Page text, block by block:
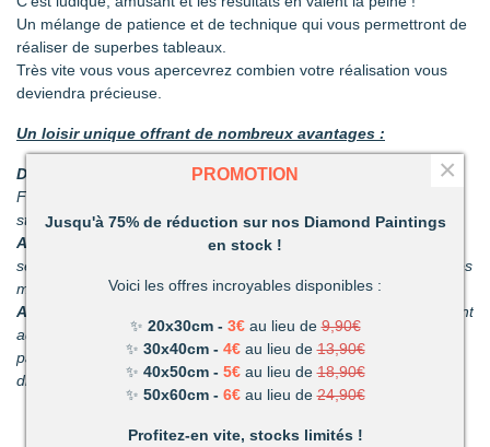
Un mélange de patience et de technique qui vous permettront de
réaliser de superbes tableaux.
Très vite vous vous apercevrez combien votre réalisation vous
deviendra précieuse.
Un loisir unique offrant de nombreux avantages :
Détente et relaxation :
La vie peut parfois être stressante.
Faites disparaître les tensions en divergeant votre attention du
stress du quotidien.
Améliore votre dextérité :
rien n’est plus satisfaisant que le
sentiment d’avoir fait quelque chose d’harmonieux de ses propres
mains.
Activité pour les enfants et les adultes :
facile à utiliser, ils sont
adaptés pour les petits et les adultes. C’est un passe-temps
parfait pour s’amuser en famille. (Nous recommandons nos kits
diamant pour les enfants de plus de 6 ans.)
PROMOTION
Jusqu'à 75% de réduction sur nos Diamond Paintings
en stock !
Voici les offres incroyables disponibles :
✨ 20x30cm - 3€au lieu de9,90€
✨ 30x40cm - 4€ au lieu de 13,90€
✨ 40x50cm - 5€ au lieu de18,90€
✨ 50x60cm - 6€ au lieu de 24,90€
Profitez-en vite, stocks limités !
×